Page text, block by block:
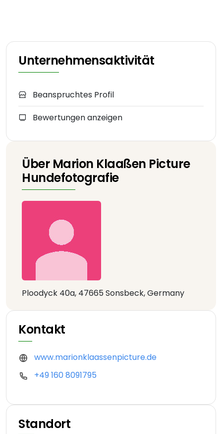
Unternehmensaktivität
Beanspruchtes Profil
Bewertungen anzeigen
Über Marion Klaaßen Picture
Hundefotografie
Ploodyck 40a, 47665 Sonsbeck, Germany
Kontakt
www.marionklaassenpicture.de
+49 160 8091795
Standort